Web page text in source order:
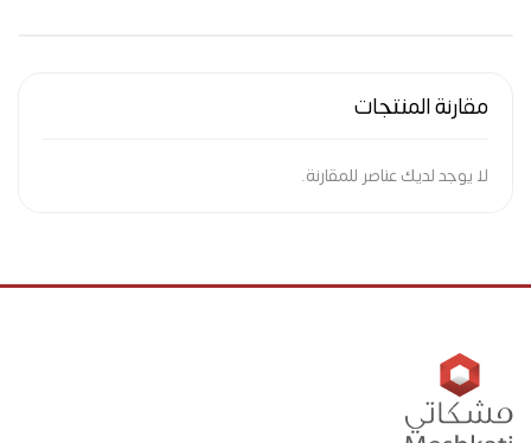
مقارنة المنتجات
لا يوجد لديك عناصر للمقارنة.